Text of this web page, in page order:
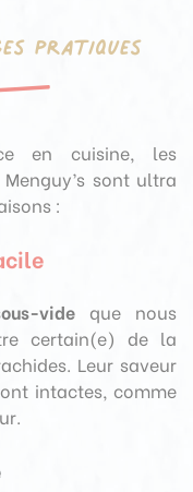
pratiques
en cuisine, les
sont ultra
:
videque nous
certain(e) de la
Leur saveur
intactes, comme